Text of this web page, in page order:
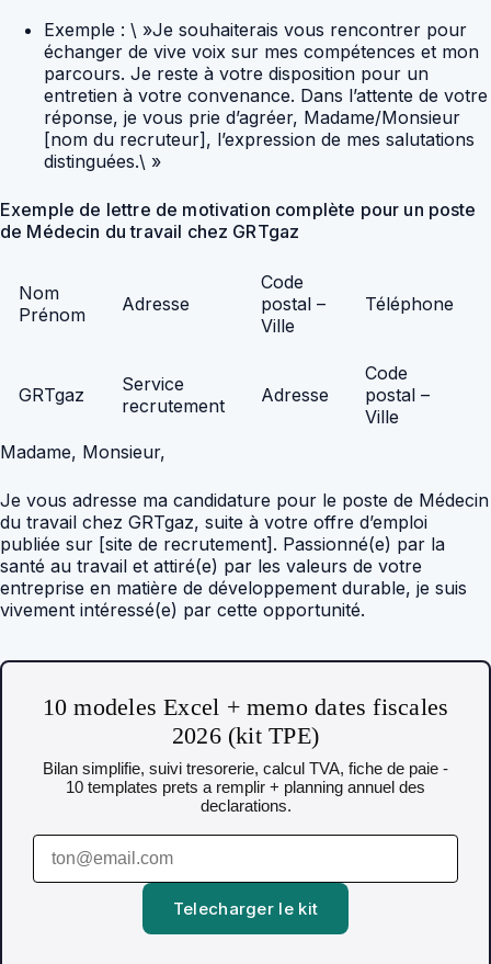
Exemple : \ »Je souhaiterais vous rencontrer pour
échanger de vive voix sur mes compétences et mon
parcours. Je reste à votre disposition pour un
entretien à votre convenance. Dans l’attente de votre
réponse, je vous prie d’agréer, Madame/Monsieur
[nom du recruteur], l’expression de mes salutations
distinguées.\ »
Exemple de lettre de motivation complète pour un poste
de Médecin du travail chez GRTgaz
Nom
Prénom
Adresse
Code
postal –
Ville
Téléphone
GRTgaz
Service
recrutement
Adresse
Code
postal –
Ville
Madame, Monsieur,
Je vous adresse ma candidature pour le poste de Médecin
du travail chez GRTgaz, suite à votre offre d’emploi
publiée sur [site de recrutement]. Passionné(e) par la
santé au travail et attiré(e) par les valeurs de votre
entreprise en matière de développement durable, je suis
vivement intéressé(e) par cette opportunité.
10 modeles Excel + memo dates fiscales
2026 (kit TPE)
Bilan simplifie, suivi tresorerie, calcul TVA, fiche de paie -
10 templates prets a remplir + planning annuel des
declarations.
Telecharger le kit